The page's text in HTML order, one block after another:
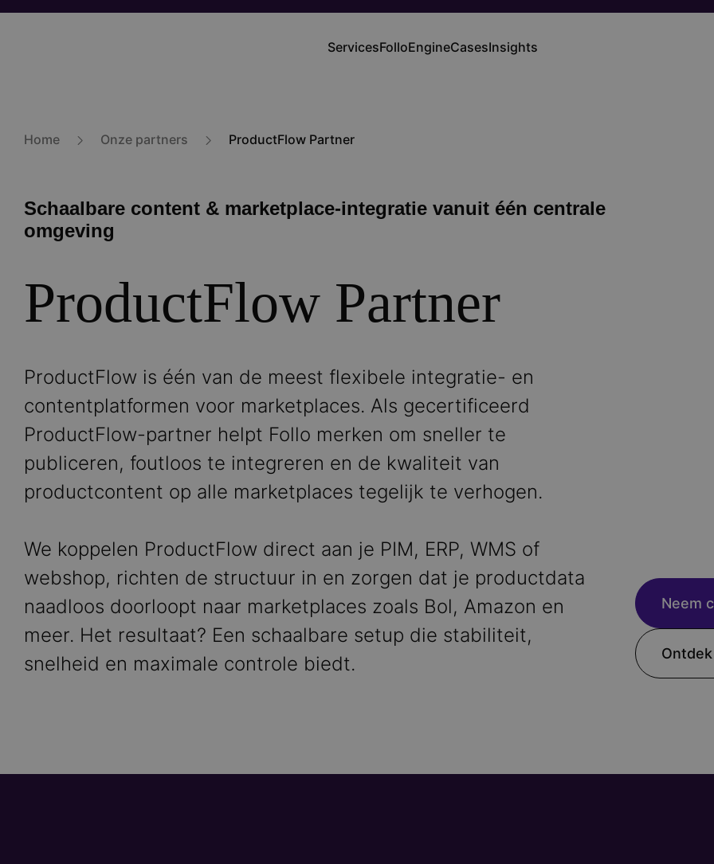
Skip
Main
ServicesFolloEngineCasesInsights
Home Onze partners ProductFlow Partner
Schaalbare content & marketplace-integratie vanuit één centrale
omgeving
ProductFlow Partner
ProductFlow is één van de meest flexibele integratie- en
contentplatformen voor marketplaces. Als gecertificeerd
ProductFlow-partner helpt Follo merken om sneller te
publiceren, foutloos te integreren en de kwaliteit van
productcontent op alle marketplaces tegelijk te verhogen.
We koppelen ProductFlow direct aan je PIM, ERP, WMS of
webshop, richten de structuur in en zorgen dat je productdata
naadloos doorloopt naar marketplaces zoals Bol, Amazon en
meer. Het resultaat? Een schaalbare setup die stabiliteit,
snelheid en maximale controle biedt.
Neem